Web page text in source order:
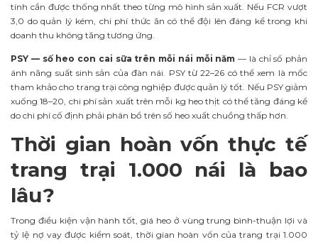
tính cần được thống nhất theo từng mô hình sản xuất. Nếu FCR vượt
3,0 do quản lý kém, chi phí thức ăn có thể đội lên đáng kể trong khi
doanh thu không tăng tương ứng.
PSY — số heo con cai sữa trên mỗi nái mỗi năm — là chỉ số phản
ánh năng suất sinh sản của đàn nái. PSY từ 22–26 có thể xem là mốc
tham khảo cho trang trại công nghiệp được quản lý tốt. Nếu PSY giảm
xuống 18–20, chi phí sản xuất trên mỗi kg heo thịt có thể tăng đáng kể
do chi phí cố định phải phân bổ trên số heo xuất chuồng thấp hơn.
Thời gian hoàn vốn thực tế
trang trại 1.000 nái là bao
lâu?
Trong điều kiện vận hành tốt, giá heo ở vùng trung bình-thuận lợi và
tỷ lệ nợ vay được kiểm soát, thời gian hoàn vốn của trang trại 1.000